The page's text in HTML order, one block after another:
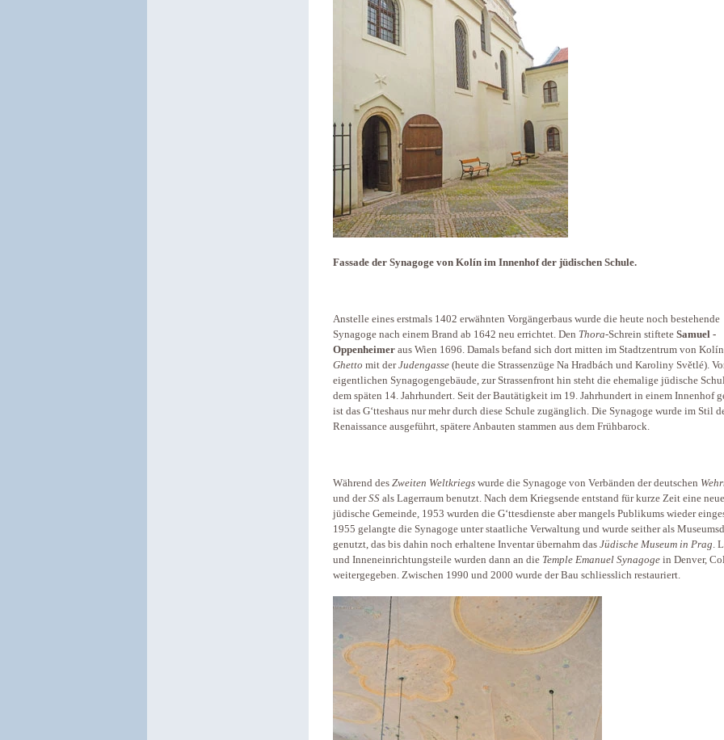
Fassade der Syna­goge von Kolín im Innenhof der jüdischen Schule.
Anstelle eines erstmals 1402 erwähnten Vorgängerbaus wurde die heute noch bestehende
Synagoge nach einem Brand ab 1642 neu errichtet. Den Thora-Schrein stiftete Samuel ­
Oppenheimer aus Wien 1696. Damals befand sich dort mitten im Stadtzentrum von
Ghetto mit derJudengasse (­heute­ die Strassenzüge Na Hradbách und Karoliny Světlé).
eigentlichen Synagogengebäude, zur Strassenfront hin steht die ehemalige jüdische
dem späten 14. Jahrhundert. Seit der Bautätigkeit im 19. Jahrhundert in einem Innenhof
ist das G‘tteshaus nur mehr durch diese Schule zugänglich. Die Synagoge wurde im Stil
Renaissance ausgeführt, spätere Anbauten stammen aus dem Früh­barock.
Während des Zweiten Weltkriegs wurde die Syna­goge von Verbänden der deutschen
und derSS als Lagerraum benutzt. Nach dem Kriegsende entstand für kurze Zeit eine neue
jüdische Gemeinde, 1953 wurden die G‘ttesdienste aber mangels Publikums wieder
1955 gelangte die Synagoge unter staatliche Verwaltung und wurde seither als
genutzt, das bis dahin noch erhaltene Inventar übernahm das Jüdische Museum in Prag.
und Innen­ein­rich­tungs­teile wurden dann an die Temple Emanuel Synagoge in Denver,
weitergegeben. Zwischen 1990 und 2000 wurde der Bau schliesslich restauriert.